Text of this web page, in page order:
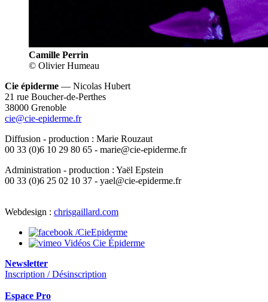
Camille Perrin
© Olivier Humeau
Cie épiderme — Nicolas Hubert
21 rue Boucher-de-Perthes
38000 Grenoble
cie@cie-epiderme.fr
Diffusion - production : Marie Rouzaut
00 33 (0)6 10 29 80 65 - marie@cie-epiderme.fr
Administration - production : Yaël Epstein
00 33 (0)6 25 02 10 37 - yael@cie-epiderme.fr
Webdesign : chrisgaillard.com
/CieEpiderme
Vidéos Cie Épiderme
Newsletter
Inscription / Désinscription
Espace Pro